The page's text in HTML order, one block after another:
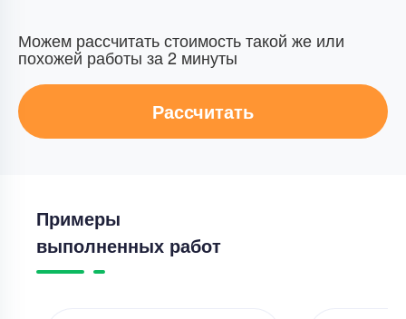
Можем рассчитать стоимость такой же или
похожей работы за 2 минуты
Рассчитать
Примеры
выполненных работ